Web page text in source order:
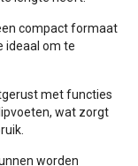
compact formaat
ideaal om te
met functies
wat zorgt
worden